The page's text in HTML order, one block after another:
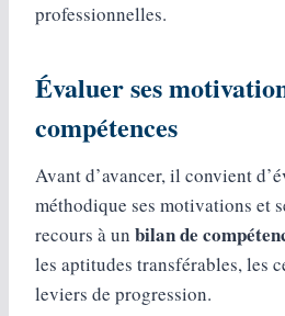
professionnelles.
Évaluer ses
compétences
Avant d’avancer, il convient
méthodique ses motivations et
recours à un bilan de
les aptitudes transférables, les
leviers de progression.